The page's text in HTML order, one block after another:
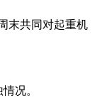
共同对起重机
况。